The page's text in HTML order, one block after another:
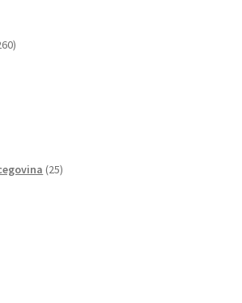
260
2525